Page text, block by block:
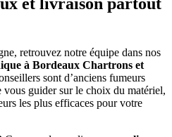
retrouvez notre équipe dans nos
à Bordeaux Chartrons et
sont d’anciens fumeurs
vous guider sur le choix du matériel,
les plus efficaces pour votre